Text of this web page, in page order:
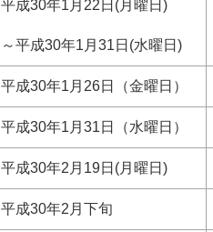
平成30年1月22日(月曜日)
～平成30年1月31日(水曜日)
平成30年1月26日（金曜日）
平成30年1月31日（水曜日）
平成30年2月19日(月曜日)
平成30年2月下旬